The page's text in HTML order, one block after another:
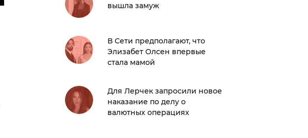
вышла замуж
В Сети предполагают, что
Элизабет Олсен впервые
стала мамой
Для Лерчек запросили новое
наказание по делу о
валютных операциях